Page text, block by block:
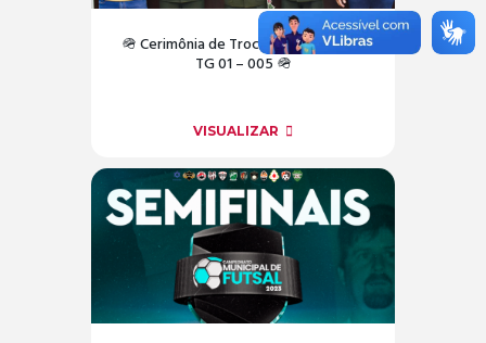
🪖 Cerimônia de Troca de Comado no
TG 01 – 005 🪖
VISUALIZAR